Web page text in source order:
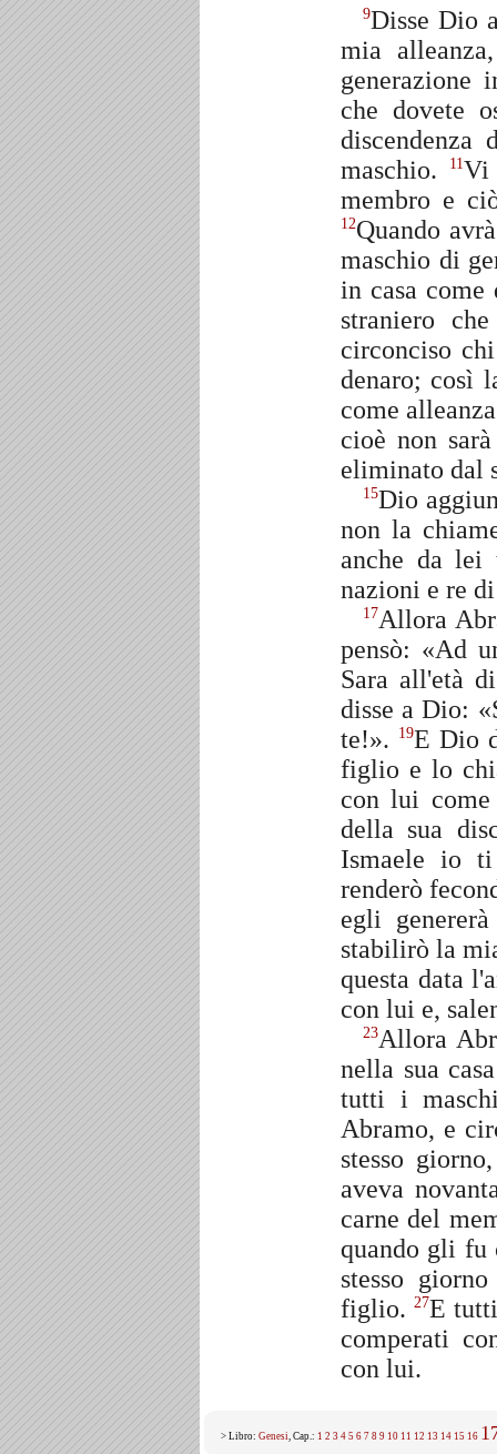
9Disse Dio
mia
generazione
che dovete
maschio.
11Vi
membro e
12Quando
maschio di
in casa come
straniero
circonciso
denaro; così
come
cioè non
eliminato dal
15Dio
non la
anche da
nazioni e re
17Allora
pensò: «Ad
Sara all'età
disse a Dio:
te!».
19E Dio
figlio e lo
con lui come
della sua
Ismaele io
renderò
egli
stabilirò la
questa data
con lui e,
23Allora
nella sua
tutti i
Abramo, e
stesso
aveva
carne del
quando gli fu
stesso
figlio.27E
comperati
con lui.
> Libro: Genesi, Cap.: 1 2 3 4 5 6 7 8 9 10 11 12 13 14 15 16